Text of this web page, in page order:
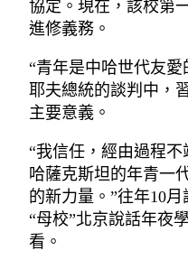
協定。現在，該校第
進修義務。
“青年是中哈世代友
耶夫總統的談判中，
主要意義。
“我信任，經由過程不
哈薩克斯坦的年青一
的新力量。”往年10
“母校”北京說話年夜
看。